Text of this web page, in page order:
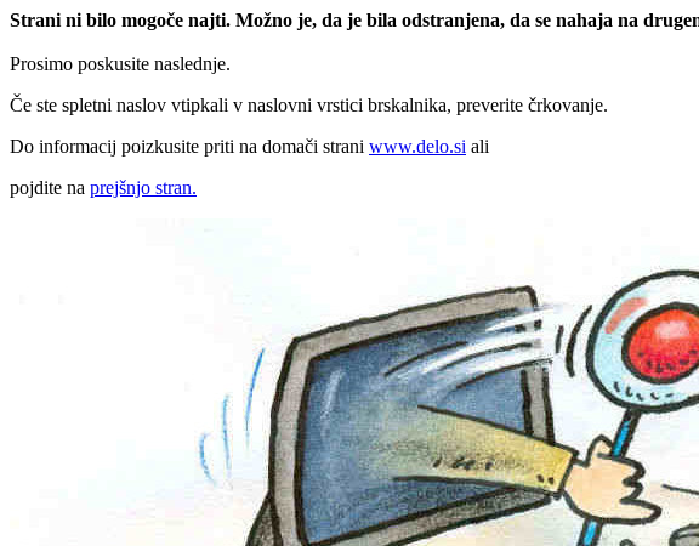
Strani ni bilo mogoče najti. Možno je, da je bila odstranjena, da se nahaja na
Prosimo poskusite naslednje.
Če ste spletni naslov vtipkali v naslovni vrstici brskalnika, preverite črkovanje.
Do informacij poizkusite priti na domači strani www.delo.si ali
pojdite na prejšnjo stran.